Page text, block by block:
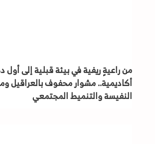
من راعيةٍ ريفية في بيئة قبلية إلى أول
أكاديمية.. مشوار محفوف بالعراقيل
النفيسة والتنميط المجتمعي